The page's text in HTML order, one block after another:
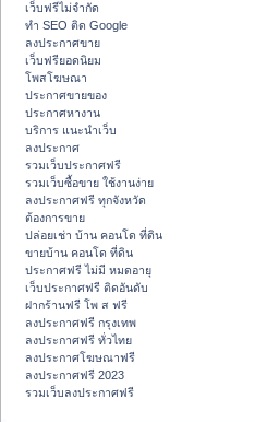
เว็บฟรีไม่จำกัด
ทำ SEO ติด Google
ลงประกาศขาย
เว็บฟรียอดนิยม
โพสโฆษณา
ประกาศขายของ
ประกาศหางาน
บริการ แนะนำเว็บ
ลงประกาศ
รวมเว็บประกาศฟรี
รวมเว็บซื้อขาย ใช้งานง่าย
ลงประกาศฟรี ทุกจังหวัด
ต้องการขาย
ปล่อยเช่า บ้าน คอนโด ที่ดิน
ขายบ้าน คอนโด ที่ดิน
ประกาศฟรี ไม่มี หมดอายุ
เว็บประกาศฟรี ติดอันดับ
ฝากร้านฟรี โพ ส ฟรี
ลงประกาศฟรี กรุงเทพ
ลงประกาศฟรี ทั่วไทย
ลงประกาศโฆษณาฟรี
ลงประกาศฟรี 2023
รวมเว็บลงประกาศฟรี